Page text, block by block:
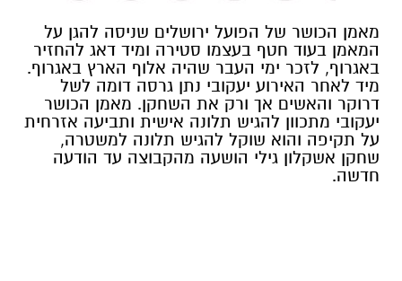
מאמן הכושר של הפועל ירושלים שניסה להגן על
המאמן בעוד חטף בעצמו סטירה ומיד דאג להחזיר
באגרוף, לזכר ימי העבר שהיה אלוף הארץ באגרוף.
מיד לאחר האירוע יעקובי נתן גרסה דומה לשל
דרוקר והאשים אך ורק את השחקן. מאמן הכושר
יעקובי מתכוון להגיש תלונה אישית ותביעה אזרחית
על תקיפה והוא שוקל להגיש תלונה למשטרה,
שחקן אשקלון גילי הושעה מהקבוצה עד הודעה
חדשה.